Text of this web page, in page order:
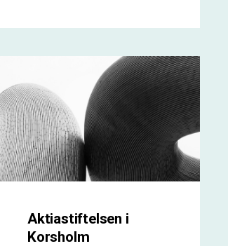
Aktiastiftelsen i
Korsholm